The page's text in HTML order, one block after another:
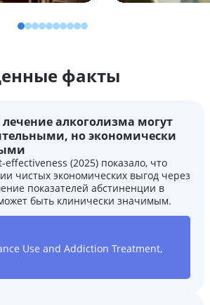
факты
алкоголизма могут
но экономически
effectiveness (2025) показало, что
чистых экономических выгод через
показателей абстиненции в
быть клинически значимым.
Use and Addiction Treatment,